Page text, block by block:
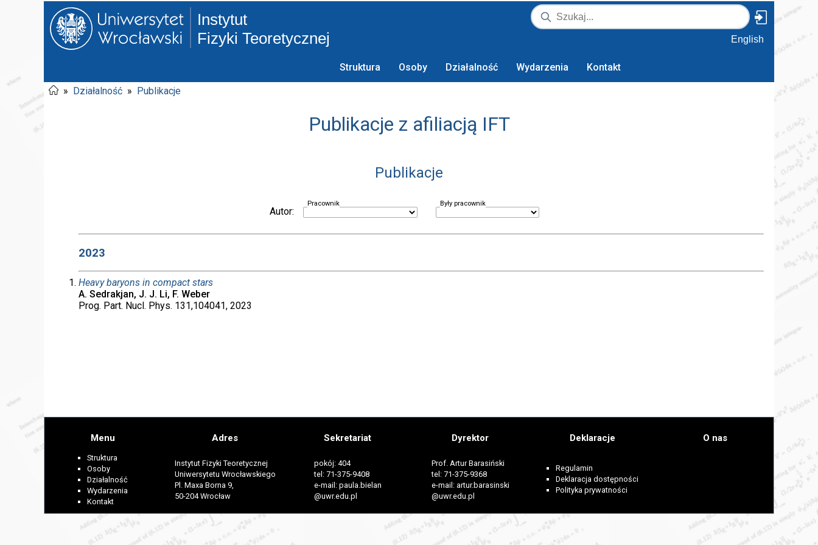
Instytut
Fizyki Teoretycznej
English
Struktura Osoby Działalność Wydarzenia Kontakt
» Działalność » Publikacje
Publikacje z afiliacją IFT
Publikacje
Autor:
Pracownik Były pracownik
2023
Heavy baryons in compact stars
A. Sedrakjan, J. J. Li, F. Weber
Prog. Part. Nucl. Phys. 131,104041, 2023
Menu
Struktura
Osoby
Działalność
Wydarzenia
Kontakt
Adres
Instytut Fizyki Teoretycznej
Uniwersytetu Wrocławskiego
Pl. Maxa Borna 9,
50-204 Wrocław
Sekretariat
pokój: 404
tel: 71-375-9408
e-mail: paula.bielan
@uwr.edu.pl
Dyrektor
Prof. Artur Barasiński
tel: 71-375-9368
e-mail: artur.barasinski
@uwr.edu.pl
Deklaracje
Regulamin
Deklaracja dostępności
Polityka prywatności
O nas